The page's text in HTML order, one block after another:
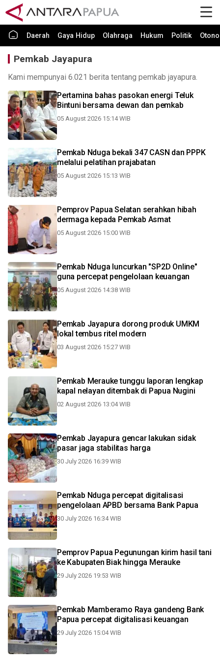
Daerah Gaya Hidup Olahraga Hukum Politik
Pemkab Jayapura
Kami mempunyai 6.021 berita tentang pemkab jayapura.
Pertamina bahas pasokan energi Teluk
Bintuni bersama dewan dan pemkab
05 August 2026 15:14 WIB
Pemkab Nduga bekali 347 CASN dan PPPK
melalui pelatihan prajabatan
05 August 2026 15:13 WIB
Pemprov Papua Selatan serahkan hibah
dermaga kepada Pemkab Asmat
05 August 2026 15:00 WIB
Pemkab Nduga luncurkan "SP2D Online"
guna percepat pengelolaan keuangan
05 August 2026 14:38 WIB
Pemkab Jayapura dorong produk UMKM
lokal tembus ritel modern
03 August 2026 15:27 WIB
Pemkab Merauke tunggu laporan lengkap
kapal nelayan ditembak di Papua Nugini
02 August 2026 13:04 WIB
Pemkab Jayapura gencar lakukan sidak
pasar jaga stabilitas harga
30 July 2026 16:39 WIB
Pemkab Nduga percepat digitalisasi
pengelolaan APBD bersama Bank Papua
30 July 2026 16:34 WIB
Pemprov Papua Pegunungan kirim hasil tani
ke Kabupaten Biak hingga Merauke
29 July 2026 19:53 WIB
Pemkab Mamberamo Raya gandeng Bank
Papua percepat digitalisasi keuangan
29 July 2026 15:04 WIB